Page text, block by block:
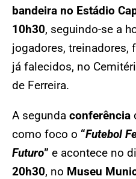
bandeira no Estádio
10h30, seguindo-se a
jogadores, treinadores,
já falecidos, no
de Ferreira.
A segunda conferência
como foco o “Futebol
Futuro” e acontece no
20h30, no Museu